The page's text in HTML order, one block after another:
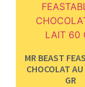
MR BEAST
CHOCOLAT
GR